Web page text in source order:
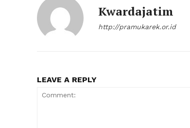
Kwardajatim
http://pramukarek.or.id
LEAVE A REPLY